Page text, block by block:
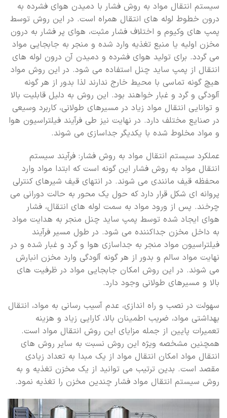
سیستم انتقال مواد به روش فشار با دمیدن هوای فشرده به
درون خطوط لوله های انتقال همراه است. در این روش توسط
پمپ های وکیوم و اختلاف فشار مثبت، هوای پر فشار به درون
مخزن اولیه یا منبع تغذیه وارد شده و منجر به جابجایی مواد
می گردد. برای تولید هوای فشرده و دمیدن آن درون لوله های
انتقال از پمپ ساید چنل استفاده می شود. در این روش مواد
هیچ گونه تماسی با محیط خارج ندارند لذا بدور از هر گونه
آلودگی و گرد و غبار خواهند بود. این روش به دلیل قابلیت بالا
و توانایی انتقال مواد زیاد در مسیرهای طولانی، کاربرد وسیعی
در صنایع مختلف دارد. در نهایت نیز طی فرآیند فیلتراسیون هوا
و مواد مخلوط شده با یکدیگر جداسازی می شوند.
عملکرد سیستم انتقال مواد به روش فشار: فرآیند سیستم
انتقال مواد به روش فشار این گونه است که ابتدا مواد وارد
محفظه قیف مانندی می شوند. در انتهای قیف شیرهای کنترلی
پروانه ای شکل قرار دارد که حول یک محور به حالت دورانی می
چرخند. پس از ورود مواد به سمت لوله های انتقال، فشار
هوای ایجاد شده توسط پمپ ساید چنل منجر به هدایت مواد
به داخل مخزن جداکننده می شود. در طول مسیر فرآیند
فیلتراسیون مواد منجر به جداسازی هوا و گرد و غبار شده و در
نهایت مواد سالم و بدور از هر گونه آلودگی وارد مخزن انبارش
می شوند. در این روش امکان جابجایی مواد در ظرفیت های
بالا و مسیرهای طولانی وجود دارد.
سهولت در نصب و راه اندازی، عدم آسیب رسانی به مواد، انتقال
بهداشتی مواد، ضریب اطمینان بالا، کارایی زیاد و هزینه
تعمیرات پایین از جمله مزایای این روش انتقال مواد است.
همچنین مشخصه ویژه این روش نسبت به سایر روش های
انتقال مواد امکان انتقال مواد از یک مبدا به تعداد زیادی
مقصد است. بدین ترتیب می توانید از یک مخزن تغذیه و به
روش سیستم انتقال مواد فشار چندین مخزن را تغذیه نمود.